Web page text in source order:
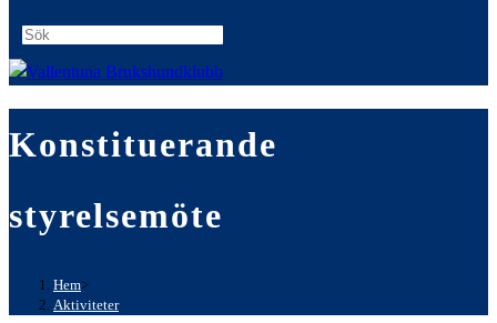
to
close
the
Konstituerande
styrelsemöte
Hem>
Aktiviteter